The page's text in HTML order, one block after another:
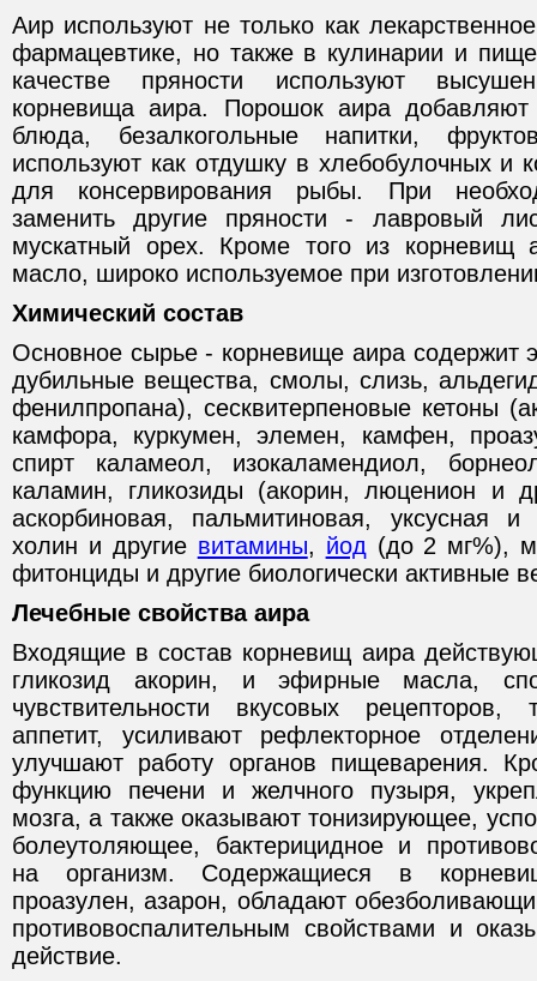
Аир используют не только как
фармацевтике, но также в кулинарии и
качестве пряности используют
корневища аира. Порошок аира
блюда, безалкогольные напитки,
используют как отдушку в хлебобулочных и
для консервирования рыбы. При
заменить другие пряности - лавровый
мускатный орех. Кроме того из корневищ
масло, широко используемое при
Химический состав
Основное сырье - корневище аира
дубильные вещества, смолы, слизь,
фенилпропана), сесквитерпеновые кетоны
камфора, куркумен, элемен, камфен,
спирт каламеол, изокаламендиол,
каламин, гликозиды (акорин, люценион и
аскорбиновая, пальмитиновая, уксусная
холин и другие витамины, йод (до 2 мг%),
фитонциды и другие биологически активные
Лечебные свойства аира
Входящие в состав корневищ аира
гликозид акорин, и эфирные масла,
чувствительности вкусовых
аппетит, усиливают рефлекторное
улучшают работу органов пищеварения.
функцию печени и желчного пузыря,
мозга, а также оказывают тонизирующее,
болеутоляющее, бактерицидное и
на организм. Содержащиеся в
проазулен, азарон, обладают
противовоспалительным свойствами и
действие.